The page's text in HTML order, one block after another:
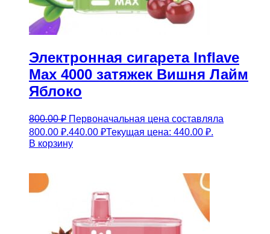
Электронная сигарета Inflave
Max 4000 затяжек Вишня Лайм
Яблоко
800.00₽ Первоначальная цена составляла
800.00 ₽.440.00 ₽Текущая цена: 440.00 ₽.
В корзину